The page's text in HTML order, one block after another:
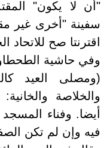
"أن لا يكون"
سفينة "أخرى غير
اقترنتا صح للاتحاد
وفي حاشية
(ومصلى العيد
والخلاصة
أيضا. وفناء
فيه وإن لم تكن